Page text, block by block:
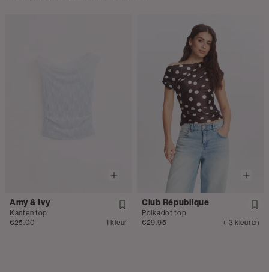
Amy & Ivy
Kanten top
€25.00
1 kleur
Club République
Polkadot top
€29.95
+ 3 kleuren